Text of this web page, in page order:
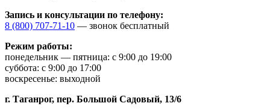
Запись и консультации по телефону:
8 (800) 707-71-10 — звонок бесплатный
Режим работы:
понедельник — пятница: с 9:00 до 19:00
суббота: с 9:00 до 17:00
воскресенье: выходной
г. Таганрог, пер. Большой Садовый, 13/6